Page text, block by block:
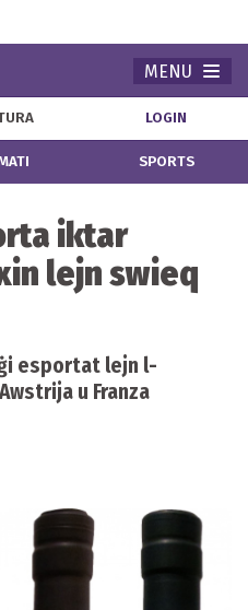
MENU
LOGIN
SPORTS
iktar
lejn swieq
esportat lejn l-
u Franza